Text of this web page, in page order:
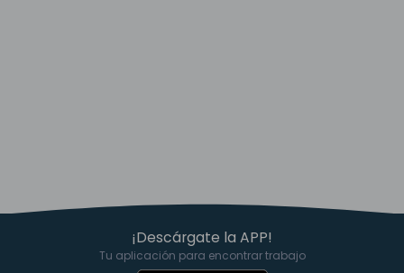
¡Descárgate la APP!
Tu aplicación para encontrar trabajo